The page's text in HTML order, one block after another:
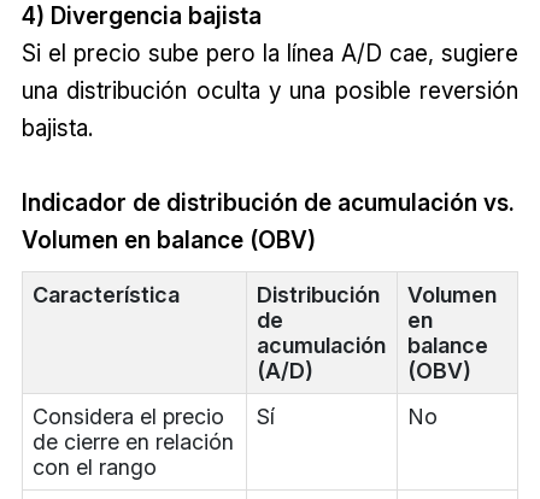
4) Divergencia bajista
Si el precio sube pero la línea A/D cae, sugiere
una distribución oculta y una posible reversión
bajista.
Indicador de distribución de acumulación vs.
Volumen en balance (OBV)
Característica
Distribución
de
acumulación
(A/D)
Volumen
en
balance
(OBV)
Considera el precio
de cierre en relación
con el rango
Sí No